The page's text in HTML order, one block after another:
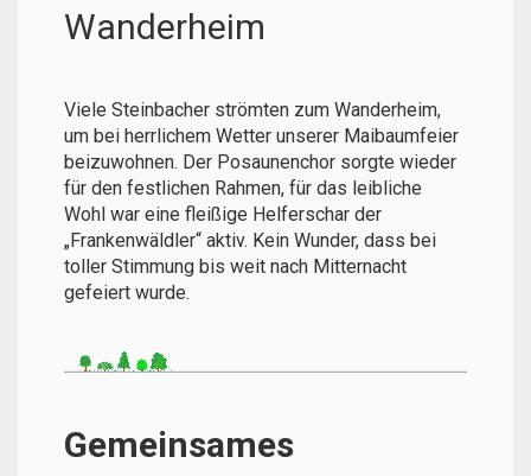
Wanderheim
Viele Steinbacher strömten zum Wanderheim,
um bei herrlichem Wetter unserer Maibaumfeier
beizuwohnen. Der Posaunenchor sorgte wieder
für den festlichen Rahmen, für das leibliche
Wohl war eine fleißige Helferschar der
„Frankenwäldler“ aktiv. Kein Wunder, dass bei
toller Stimmung bis weit nach Mitternacht
gefeiert wurde.
Gemeinsames